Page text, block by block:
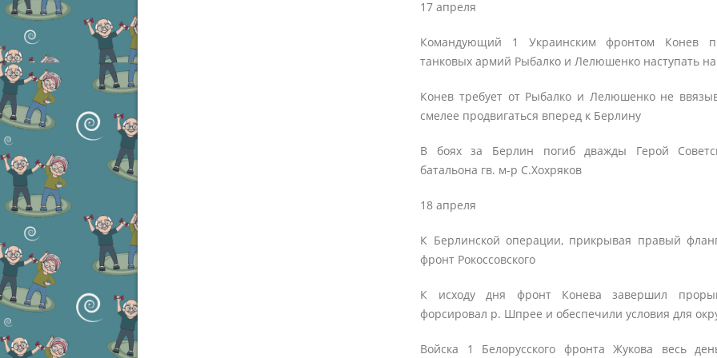
17 апреля
Командующий 1 Украинским фронтом Конев
танковых армий Рыбалко и Лелюшенко наступать
Конев требует от Рыбалко и Лелюшенко не
смелее продвигаться вперед к Берлину
В боях за Берлин погиб дважды Герой
батальона гв. м-р С.Хохряков
18 апреля
К Берлинской операции, прикрывая правый
фронт Рокоссовского
К исходу дня фронт Конева завершил
форсировал р. Шпрее и обеспечили условия для
Войска 1 Белорусского фронта Жукова весь